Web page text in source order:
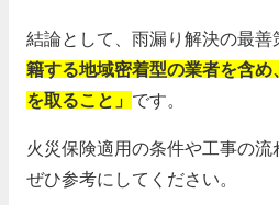
結論として、雨漏り解決の最善
籍する地域密着型の業者を含め
を取ること」 です。
火災保険適用の条件や工事の流
ぜひ参考にしてください。